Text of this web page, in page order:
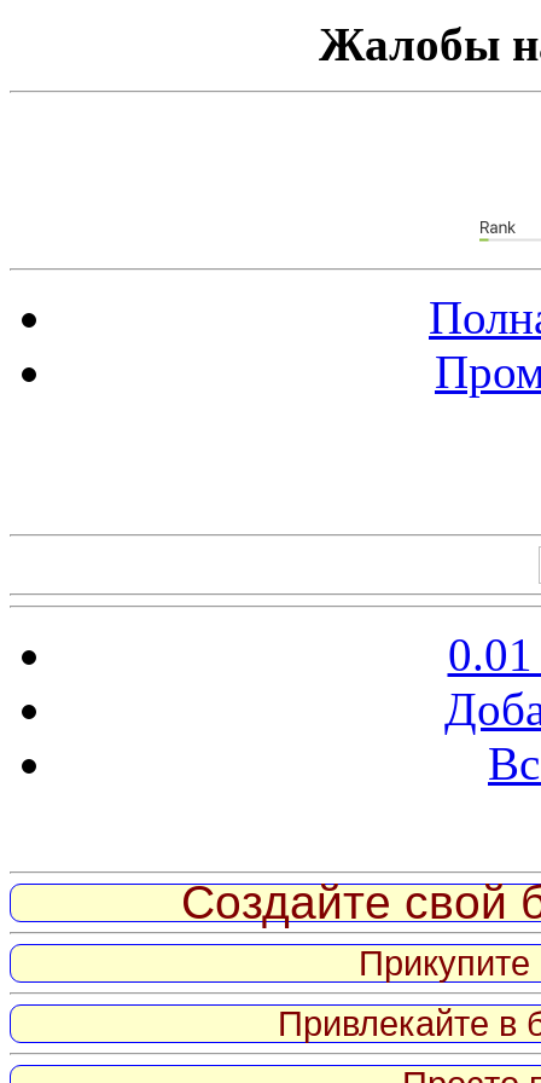
Жалобы
Создайте свой
Привлекайте в